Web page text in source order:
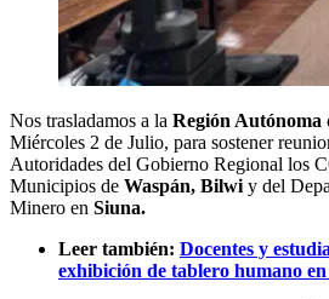
Nos trasladamos a la Región
Miércoles 2 de Julio, para sostener
Autoridades del Gobierno Regional los
Municipios de Waspán, Bilwi y del
Minero en Siuna.
Leer también: Docentes y
exhibición de tablero humano